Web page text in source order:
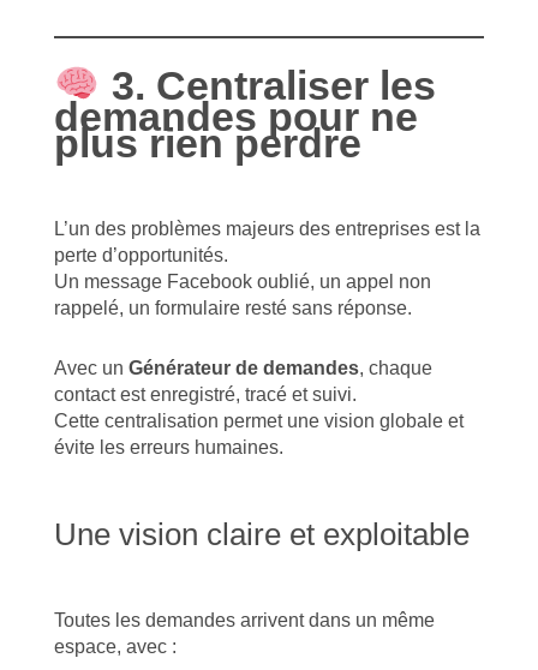
3. Centraliser les
demandes pour ne
plus rien perdre
L’un des problèmes majeurs des entreprises est la
perte d’opportunités.
Un message Facebook oublié, un appel non
rappelé, un formulaire resté sans réponse.
Avec un Générateur de demandes, chaque
contact est enregistré, tracé et suivi.
Cette centralisation permet une vision globale et
évite les erreurs humaines.
Une vision claire et exploitable
Toutes les demandes arrivent dans un même
espace, avec :